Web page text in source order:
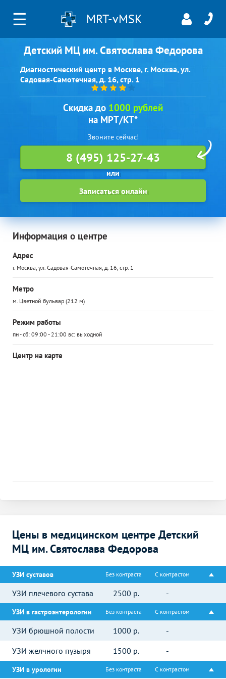
☰ MRT-vMSK
Детский МЦ им. Святослава Федорова
Диагностический центр в Москве, г. Москва, ул.
Садовая-Самотечная, д. 16, стр. 1
Скидка до 1000 рублей
на МРТ/КТ*
Звоните сейчас!
8 (495) 125-27-43
Записаться онлайн
Информация о центре
Адрес
г. Москва, ул. Садовая-Самотечная, д. 16, стр. 1
Метро
м. Цветной бульвар (212 м)
Режим работы
пн - сб: 09:00 - 21:00 вс: выходной
Центр на карте
Цены в медицинском центре Детский
МЦ им. Святослава Федорова
УЗИ суставов Без контраста С контрастом
УЗИ плечевого сустава 2500 р. -
УЗИ в гастроэнтерологии Без контраста С контрастом
УЗИ брюшной полости 1000 р.
-
УЗИ желчного пузыря
1500 р. -
УЗИ в урологии Без контраста С контрастом